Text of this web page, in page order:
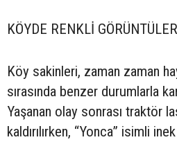
KÖYDE RENKLİ
Köy sakinleri, zaman zaman
sırasında benzer durumlarla
Yaşanan olay sonrası traktör
kaldırılırken, “Yonca” isimli